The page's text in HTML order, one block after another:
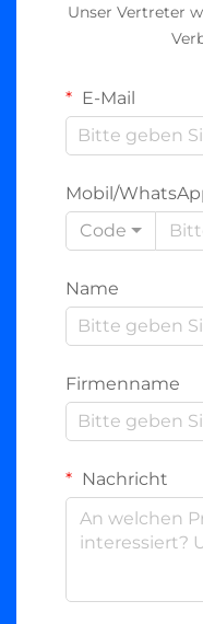
Unser Vertreter
E-Mail
Mobil/
Code
Name
Firmenname
Nachricht